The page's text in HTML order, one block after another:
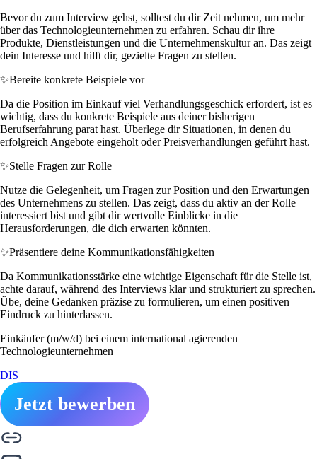
Bevor du zum Interview gehst, solltest du dir Zeit nehmen, um mehr
über das Technologieunternehmen zu erfahren. Schau dir ihre
Produkte, Dienstleistungen und die Unternehmenskultur an. Das zeigt
dein Interesse und hilft dir, gezielte Fragen zu stellen.
✨Bereite konkrete Beispiele vor
Da die Position im Einkauf viel Verhandlungsgeschick erfordert, ist es
wichtig, dass du konkrete Beispiele aus deiner bisherigen
Berufserfahrung parat hast. Überlege dir Situationen, in denen du
erfolgreich Angebote eingeholt oder Preisverhandlungen geführt hast.
✨Stelle Fragen zur Rolle
Nutze die Gelegenheit, um Fragen zur Position und den Erwartungen
des Unternehmens zu stellen. Das zeigt, dass du aktiv an der Rolle
interessiert bist und gibt dir wertvolle Einblicke in die
Herausforderungen, die dich erwarten könnten.
✨Präsentiere deine Kommunikationsfähigkeiten
Da Kommunikationsstärke eine wichtige Eigenschaft für die Stelle ist,
achte darauf, während des Interviews klar und strukturiert zu sprechen.
Übe, deine Gedanken präzise zu formulieren, um einen positiven
Eindruck zu hinterlassen.
Einkäufer (m/w/d) bei einem international agierenden
Technologieunternehmen
DIS
Jetzt bewerben